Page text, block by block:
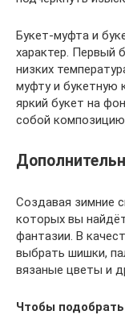
Букет-муфта и
характер. Первый
низких
муфту и букетную
яркий букет на
собой
Создавая зимние
которых вы
фантазии. В
выбрать шишки,
вязаные цветы и
Чтобы